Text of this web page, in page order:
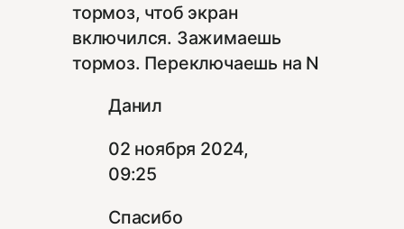
тормоз, чтоб экран
включился. Зажимаешь
тормоз. Переключаешь на N
Данил
02 ноября 2024,
09:25
Спасибо